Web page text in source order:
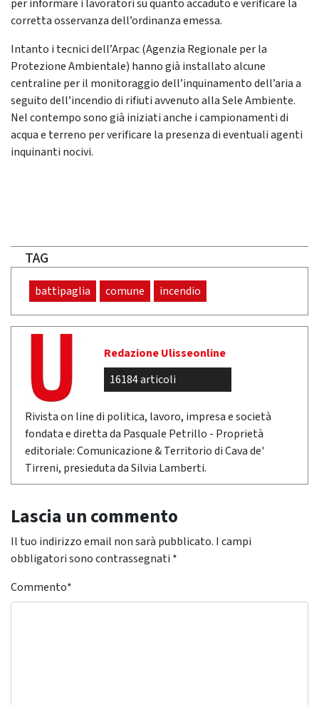
per informare i lavoratori su quanto accaduto e verificare la
corretta osservanza dell’ordinanza emessa.
Intanto i tecnici dell’Arpac (Agenzia Regionale per la
Protezione Ambientale) hanno già installato alcune
centraline per il monitoraggio dell’inquinamento dell’aria a
seguito dell’incendio di rifiuti avvenuto alla Sele Ambiente.
Nel contempo sono già iniziati anche i campionamenti di
acqua e terreno per verificare la presenza di eventuali agenti
inquinanti nocivi.
TAG
battipaglia comune incendio
Redazione Ulisseonline
16184 articoli
Rivista on line di politica, lavoro, impresa e società
fondata e diretta da Pasquale Petrillo - Proprietà
editoriale: Comunicazione & Territorio di Cava de'
Tirreni, presieduta da Silvia Lamberti.
Lascia un commento
Il tuo indirizzo email non sarà pubblicato. I campi
obbligatori sono contrassegnati *
Commento*